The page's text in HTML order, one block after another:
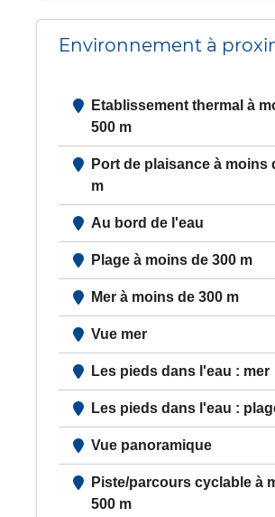
Environnement à
Etablissement thermal à
500 m
Port de plaisance à moins
m
Au bord de l'eau
Plage à moins de 300 m
Mer à moins de 300 m
Vue mer
Les pieds dans l'eau : mer
Les pieds dans l'eau :
Vue panoramique
Piste/parcours cyclable à
500 m